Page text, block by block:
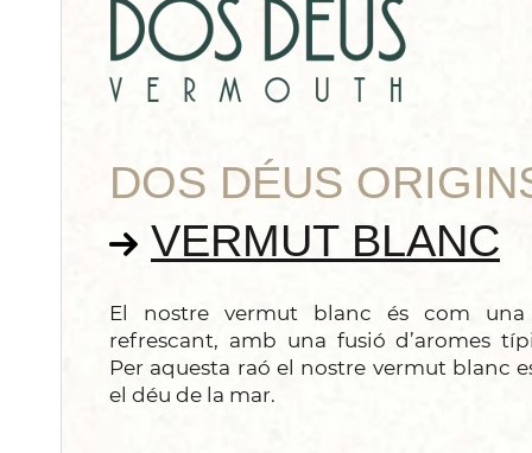
DOS DÉUS
VERMUT BLANC
El nostre vermut blanc és com
refrescant, amb una fusió d’aromes
Per aquesta raó el nostre vermut blanc
el déu de la mar.